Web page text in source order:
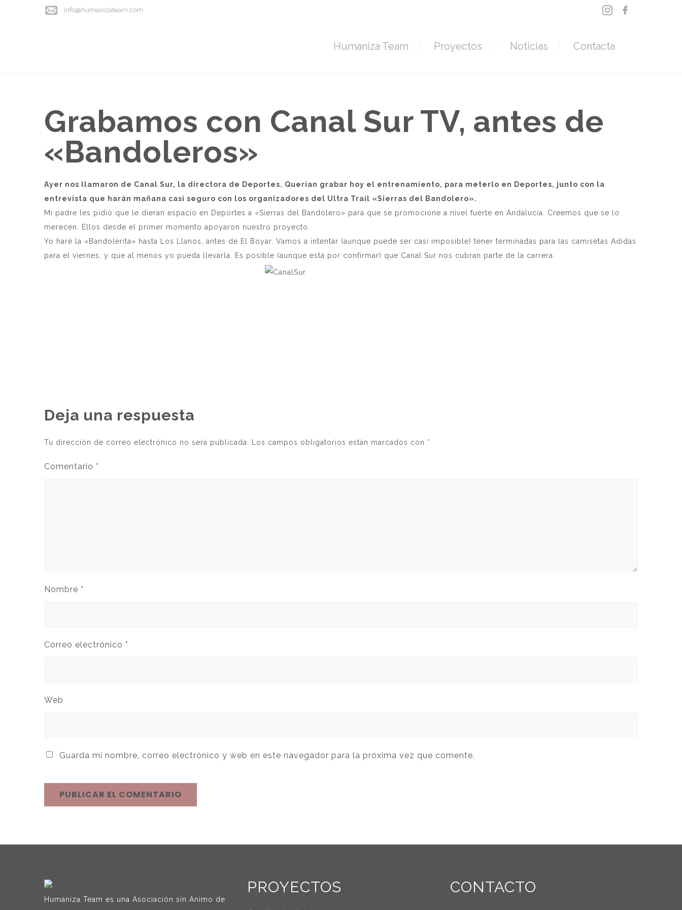
info@humanizateam.com
Humaniza Team Proyectos Noticias Contacta
Grabamos con Canal Sur TV, antes de
«Bandoleros»
Ayer nos llamaron de Canal Sur, la directora de Deportes. Querían grabar hoy el entrenamiento, para meterlo en Deportes, junto con la
entrevista que harán mañana casi seguro con los organizadores del Ultra Trail «Sierras del Bandolero».
Mi padre les pidió que le dieran espacio en Deportes a «Sierras del Bandolero» para que se promocione a nivel fuerte en Andalucía. Creemos que se lo
merecen. Ellos desde el primer momento apoyaron nuestro proyecto.
Yo haré la «Bandolerita» hasta Los Llanos, antes de El Boyar. Vamos a intentar (aunque puede ser casi imposible) tener terminadas para las camisetas Adidas
para el viernes, y que al menos yo pueda llevarla. Es posible (aunque está por confirmar) que Canal Sur nos cubran parte de la carrera.
Deja una respuesta
Tu dirección de correo electrónico no será publicada. Los campos obligatorios están marcados con *
Comentario *
Nombre *
Correo electrónico *
Web
Guarda mi nombre, correo electrónico y web en este navegador para la próxima vez que comente.
Humaniza Team es una Asociación sin Ánimo de
PROYECTOS CONTACTO